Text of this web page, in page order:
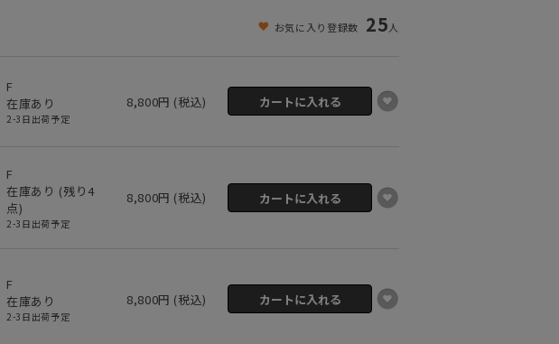
お気に入り登録数 25人
F
在庫あり
2-3日出荷予定
8,800円 (税込)
F
在庫あり (残り 4
点)
2-3日出荷予定
8,800円 (税込)
F
在庫あり
2-3日出荷予定
8,800円 (税込)